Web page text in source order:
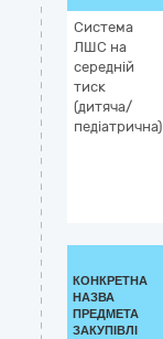
Система
ЛШС на
середній
тиск
(дитяча/
педіатрична)
КОНКРЕТНА
НАЗВА
ПРЕДМЕТА
ЗАКУПІВЛІ